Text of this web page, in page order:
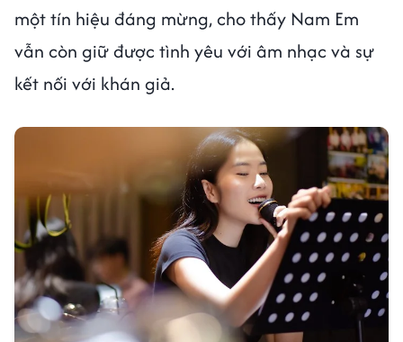
một tín hiệu đáng mừng, cho thấy Nam Em
vẫn còn giữ được tình yêu với âm nhạc và sự
kết nối với khán giả.